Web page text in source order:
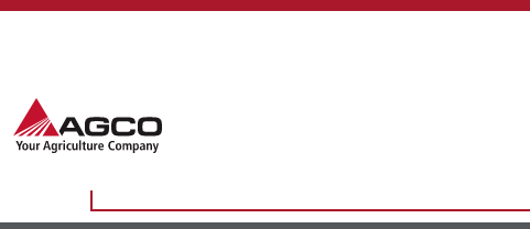
当前没有符合 "